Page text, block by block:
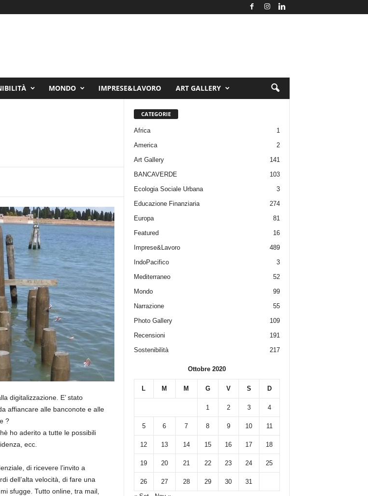
MONDO IMPRESE&LAVORO ART GALLERY
digitalizzazione. E’ stato
affiancare alle banconote e alle
?
ho aderito a tutte le possibili
ecc.
di ricevere l’invito a
dell’alta velocità, di fare una
sfugge. Tutto online, tra mail,
CATEGORIE
Africa
1
America
2
Art Gallery
141
BANCAVERDE
103
Ecologia Sociale Urbana
3
Educazione Finanziaria
274
Europa
81
Featured
16
Imprese&Lavoro
489
IndoPacifico
3
Mediterraneo
52
Mondo
99
Narrazione
55
Photo Gallery
109
Recensioni
191
Sostenibilità
217
Ottobre 2020
L M M G V S D
1 2 3 4
5 6 7 8 9 10 11
12 13 14 15 16 17 18
19 20 21 22 23 24 25
26 27 28 29 30
31